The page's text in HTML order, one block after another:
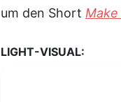
um den Short
LIGHT-VISUAL: